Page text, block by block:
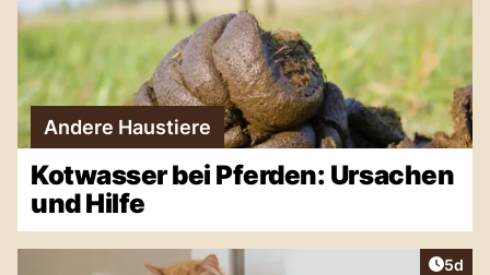
Andere Haustiere
Kotwasser bei Pferden: Ursachen
und Hilfe
5d